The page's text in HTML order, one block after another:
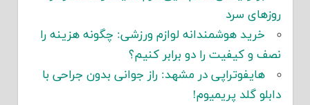
روزهای سرد
خرید هوشمندانه لوازم ورزشی: چگونه هزینه را
نصف و کیفیت را دو برابر کنیم؟
هایفوتراپی در مشهد: راز جوانی بدون جراحی با
دابلو گلد پریمیوم!